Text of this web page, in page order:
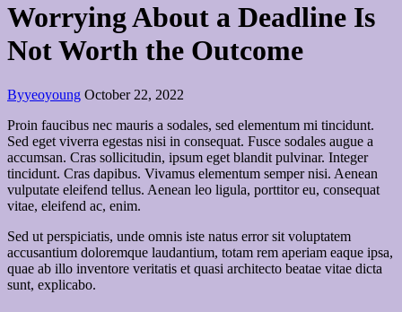
Worrying About a Deadline Is
Not Worth the Outcome
Byyeoyoung October 22, 2022
Proin faucibus nec mauris a sodales, sed elementum mi tincidunt.
Sed eget viverra egestas nisi in consequat. Fusce sodales augue a
accumsan. Cras sollicitudin, ipsum eget blandit pulvinar. Integer
tincidunt. Cras dapibus. Vivamus elementum semper nisi. Aenean
vulputate eleifend tellus. Aenean leo ligula, porttitor eu, consequat
vitae, eleifend ac, enim.
Sed ut perspiciatis, unde omnis iste natus error sit voluptatem
accusantium doloremque laudantium, totam rem aperiam eaque ipsa,
quae ab illo inventore veritatis et quasi architecto beatae vitae dicta
sunt, explicabo.